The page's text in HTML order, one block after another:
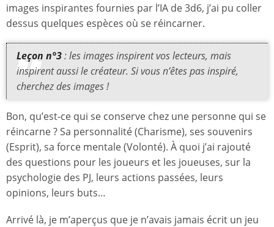
images inspirantes fournies par l’IA de 3d6, j’ai pu coller
dessus quelques espèces où se réincarner.
Leçon n°3: les images inspirent vos lecteurs, mais
inspirent aussi le créateur. Si vous n’êtes pas inspiré,
cherchez des images !
Bon, qu’est-ce qui se conserve chez une personne qui se
réincarne ? Sa personnalité (Charisme), ses souvenirs
(Esprit), sa force mentale (Volonté). À quoi j’ai rajouté
des questions pour les joueurs et les joueuses, sur la
psychologie des PJ, leurs actions passées, leurs
opinions, leurs buts…
Arrivé là, je m’aperçus que je n’avais jamais écrit un jeu